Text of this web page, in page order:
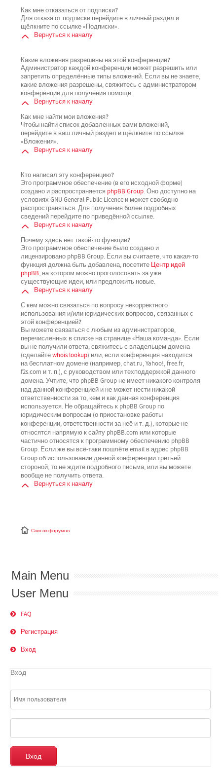
Как мне отказаться от подписки?
Для отказа от подписки перейдите в личный раздел и
щёлкните по ссылке «Подписки».
Вернуться к началу
Какие вложения разрешены на этой конференции?
Администратор каждой конференции может разрешить или
запретить определённые типы вложений. Если вы не знаете,
какие вложения разрешены, свяжитесь с администратором
конференции для получения помощи.
Вернуться к началу
Как мне найти мои вложения?
Чтобы найти список добавленных вами вложений,
перейдите в ваш личный раздел и щёлкните по ссылке
«Вложения».
Вернуться к началу
Кто написал эту конференцию?
Это программное обеспечение (в его исходной форме)
создано и распространяется phpBB Group. Оно доступно на
условиях GNU General Public Licence и может свободно
распространяться. Для получения более подробных
сведений перейдите по приведённой ссылке.
Вернуться к началу
Почему здесь нет такой-то функции?
Это программное обеспечение было создано и
лицензировано phpBB Group. Если вы считаете, что какая-то
функция должна быть добавлена, посетите Центр идей
phpBB, на котором можно проголосовать за уже
существующие идеи, или предложить новые.
Вернуться к началу
С кем можно связаться по вопросу некорректного
использования и/или юридических вопросов, связанных с
этой конференцией?
Вы можете связаться с любым из администраторов,
перечисленных в списке на странице «Наша команда». Если
вы не получили ответа, свяжитесь с владельцем домена
(сделайтеwhois lookup) или, если конференция находится
на бесплатном домене (например, chat.ru, Yahoo!, free.fr,
f2s.com и т. п.), с руководством или техподдержкой данного
домена. Учтите, что phpBB Group не имеет никакого контроля
над данной конференциейи не может нести никакой
ответственности за то, кем и как данная конференция
используется. Не обращайтесь к phpBB Group по
юридическим вопросам (о приостановке работы
конференции, ответственности за неё и т. д.), которые не
относятся напрямуюк сайту phpBB.com или которые
частично относятся к программному обеспечению phpBB
Group. Если же вы всё-таки пошлёте email в адрес phpBB
Group об использовании данной конференциитретьей
стороной, то не ждите подробного письма, или вы можете
вообще не получить ответа.
Вернуться к началу
Список форумов
Main Menu
User Menu
FAQ
Регистрация
Вход
Вход